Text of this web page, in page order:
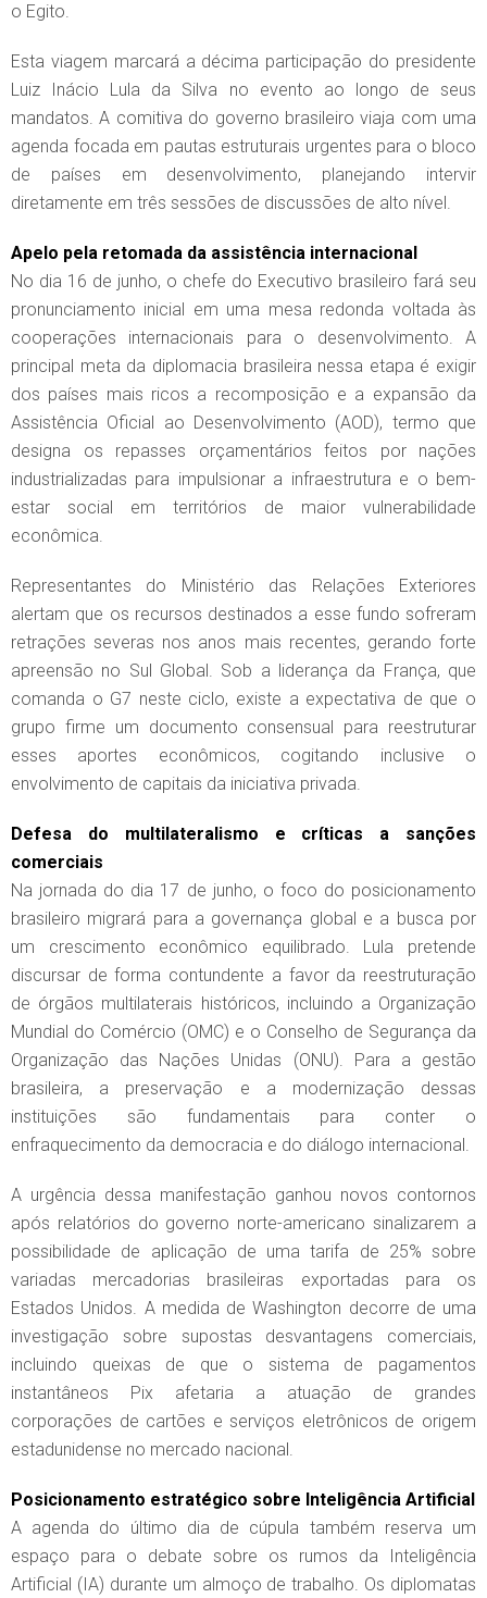
o Egito.
Esta viagem marcará a décima participação do presidente
Luiz Inácio Lula da Silva no evento ao longo de seus
mandatos. A comitiva do governo brasileiro viaja com uma
agenda focada em pautas estruturais urgentes para o bloco
de países em desenvolvimento, planejando intervir
diretamente em três sessões de discussões de alto nível.
Apelo pela retomada da assistência internacional
No dia 16 de junho, o chefe do Executivo brasileiro fará seu
pronunciamento inicial em uma mesa redonda voltada às
cooperações internacionais para o desenvolvimento. A
principal meta da diplomacia brasileira nessa etapa é exigir
dos países mais ricos a recomposição e a expansão da
Assistência Oficial ao Desenvolvimento (AOD), termo que
designa os repasses orçamentários feitos por nações
industrializadas para impulsionar a infraestrutura e o bem-
estar social em territórios de maior vulnerabilidade
econômica.
Representantes do Ministério das Relações Exteriores
alertam que os recursos destinados a esse fundo sofreram
retrações severas nos anos mais recentes, gerando forte
apreensão no Sul Global. Sob a liderança da França, que
comanda o G7 neste ciclo, existe a expectativa de que o
grupo firme um documento consensual para reestruturar
esses aportes econômicos, cogitando inclusive o
envolvimento de capitais da iniciativa privada.
Defesa do multilateralismo e críticas a sanções
comerciais
Na jornada do dia 17 de junho, o foco do posicionamento
brasileiro migrará para a governança global e a busca por
um crescimento econômico equilibrado. Lula pretende
discursar de forma contundente a favor da reestruturação
de órgãos multilaterais históricos, incluindo a Organização
Mundial do Comércio (OMC) e o Conselho de Segurança da
Organização das Nações Unidas (ONU). Para a gestão
brasileira, a preservação e a modernização dessas
instituições são fundamentais para conter o
enfraquecimento da democracia e do diálogo internacional.
A urgência dessa manifestação ganhou novos contornos
após relatórios do governo norte-americano sinalizarem a
possibilidade de aplicação de uma tarifa de 25% sobre
variadas mercadorias brasileiras exportadas para os
Estados Unidos. A medida de Washington decorre de uma
investigação sobre supostas desvantagens comerciais,
incluindo queixas de que o sistema de pagamentos
instantâneos Pix afetaria a atuação de grandes
corporações de cartões e serviços eletrônicos de origem
estadunidense no mercado nacional.
Posicionamento estratégico sobre Inteligência Artificial
A agenda do último dia de cúpula também reserva um
espaço para o debate sobre os rumos da Inteligência
Artificial (IA) durante um almoço de trabalho. Os diplomatas